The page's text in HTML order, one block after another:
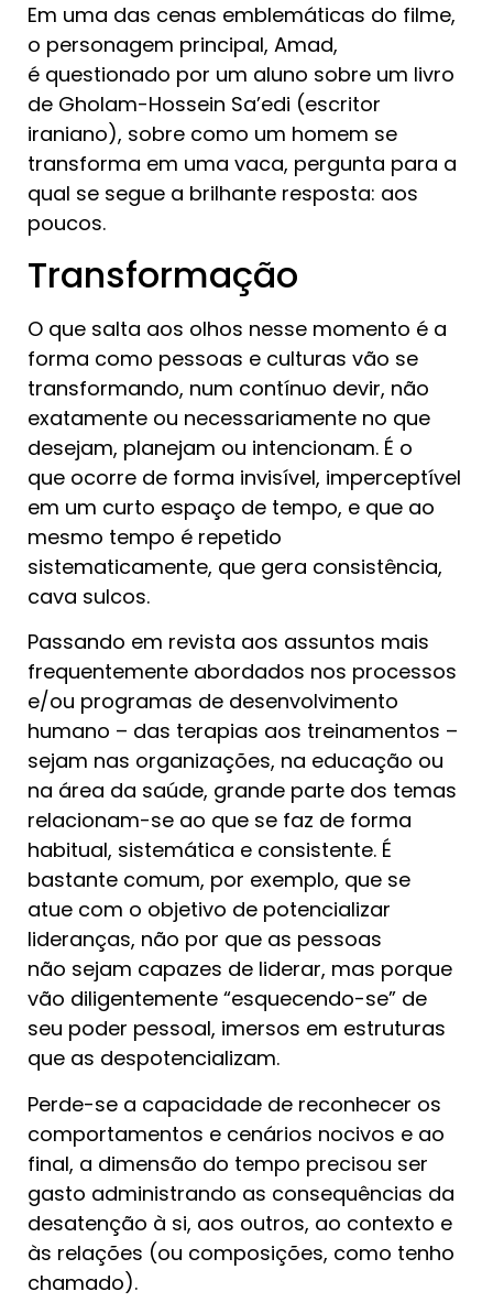
Em uma das cenas emblemáticas do filme,
o personagem principal, Amad,
é questionado por um aluno sobre um livro
de Gholam-Hossein Sa’edi (escritor
iraniano), sobre como um homem se
transforma em uma vaca, pergunta para a
qual se segue a brilhante resposta: aos
poucos.
Transformação
O que salta aos olhos nesse momento é a
forma como pessoas e culturas vão se
transformando, num contínuo devir, não
exatamente ou necessariamente no que
desejam, planejam ou intencionam. É o
que ocorre de forma invisível, imperceptível
em um curto espaço de tempo, e que ao
mesmo tempo é repetido
sistematicamente, que gera consistência,
cava sulcos.
Passando em revista aos assuntos mais
frequentemente abordados nos processos
e/ou programas de desenvolvimento
humano – das terapias aos treinamentos –
sejam nas organizações, na educação ou
na área da saúde, grande parte dos temas
relacionam-se ao que se faz de forma
habitual, sistemática e consistente. É
bastante comum, por exemplo, que se
atue com o objetivo de potencializar
lideranças, não por que as pessoas
não sejam capazes de liderar, mas porque
vão diligentemente “esquecendo-se” de
seu poder pessoal, imersos em estruturas
que as despotencializam.
Perde-se a capacidade de reconhecer os
comportamentos e cenários nocivos e ao
final, a dimensão do tempo precisou ser
gasto administrando as consequências da
desatenção à si, aos outros, ao contexto e
às relações (ou composições, como tenho
chamado).